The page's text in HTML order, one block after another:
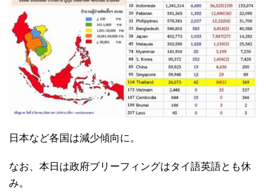
日本など各国は減少傾向に。
なお、本日は政府ブリーフィングはタイ語英語とも休
み。